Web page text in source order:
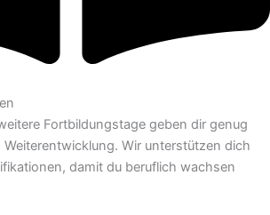
Fortbildungstage geben dir genug
Weiterentwicklung. Wir unterstützen dich
damit du beruflich wachsen